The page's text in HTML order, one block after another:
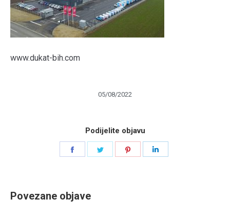
www.dukat-bih.com
05/08/2022
Podijelite objavu
Povezane objave